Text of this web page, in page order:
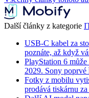
Další články z kategorie
USB-C kabel za
poznáte, až když
PlayStation 6
2029. Sony poprvé
Fotky z mobilu
prodává tiskárnu